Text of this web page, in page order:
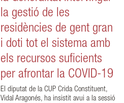
la gestió de les
residències de gent gran
i doti tot el sistema amb
els recursos suficients
per afrontar la COVID-19
El diputat de la CUP Crida Constituent,
Vidal Aragonés, ha insistit avui a la sessió